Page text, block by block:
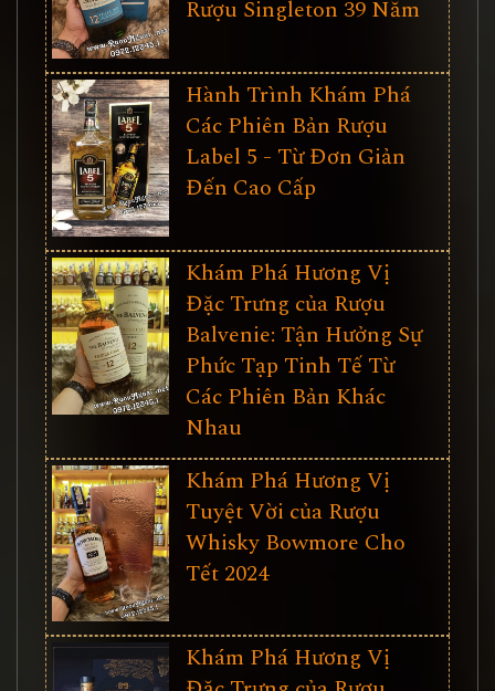
Rượu Singleton 39 Năm
Hành Trình Khám Phá
Các Phiên Bản Rượu
Label 5 - Từ Đơn Giản
Đến Cao Cấp
Khám Phá Hương Vị
Đặc Trưng của Rượu
Balvenie: Tận Hưởng Sự
Phức Tạp Tinh Tế Từ
Các Phiên Bản Khác
Nhau
Khám Phá Hương Vị
Tuyệt Vời của Rượu
Whisky Bowmore Cho
Tết 2024
Khám Phá Hương Vị